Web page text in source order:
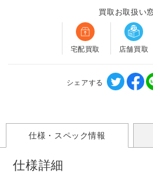
買取お取扱い
宅配買取 店舗買取
シェアする
仕様・スペック情報
仕様詳細